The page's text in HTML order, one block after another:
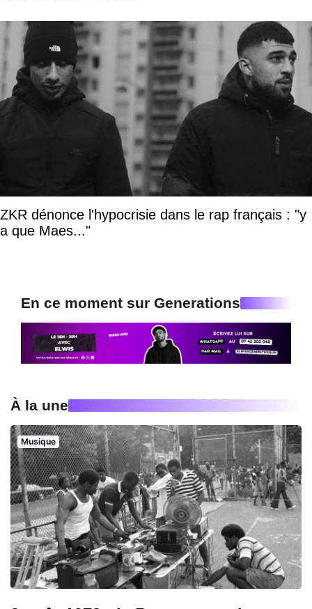
ZKR dénonce l'hypocrisie dans le rap français : "y
a que Maes..."
En ce moment sur Generations
À la une
Musique